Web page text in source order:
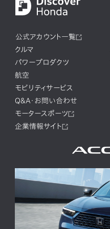
公式アカウント一覧
クルマ
パワープロダクツ
航空
モビリティサービス
Q&A・お問い合わせ
モータースポーツ
企業情報サイト